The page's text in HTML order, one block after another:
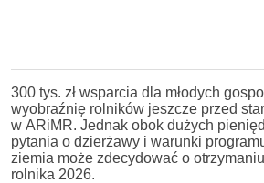
300 tys. zł wsparcia dla młodych
wyobraźnię rolników jeszcze przed
w ARiMR. Jednak obok dużych
pytania o dzierżawy i warunki
ziemia może zdecydować o
rolnika 2026.